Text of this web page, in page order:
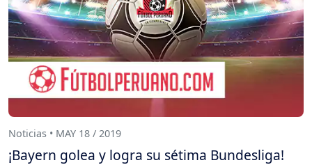
Noticias • MAY 18 / 2019
¡Bayern golea y logra su sétima Bundesliga!